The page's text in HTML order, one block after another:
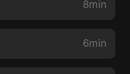
8min
6min